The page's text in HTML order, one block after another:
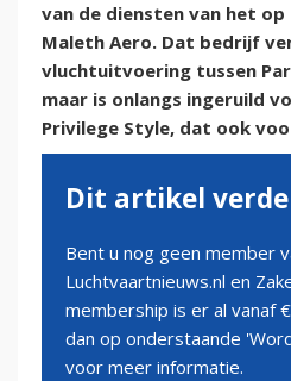
van de diensten van het
Maleth Aero. Dat bedrijf
vluchtuitvoering tussen
maar is onlangs ingeruild
Privilege Style, dat ook
Dit artikel
Bent u nog geen member
Luchtvaartnieuws.nl en
membership is er al vanaf
dan op onderstaande
voor meer informatie.